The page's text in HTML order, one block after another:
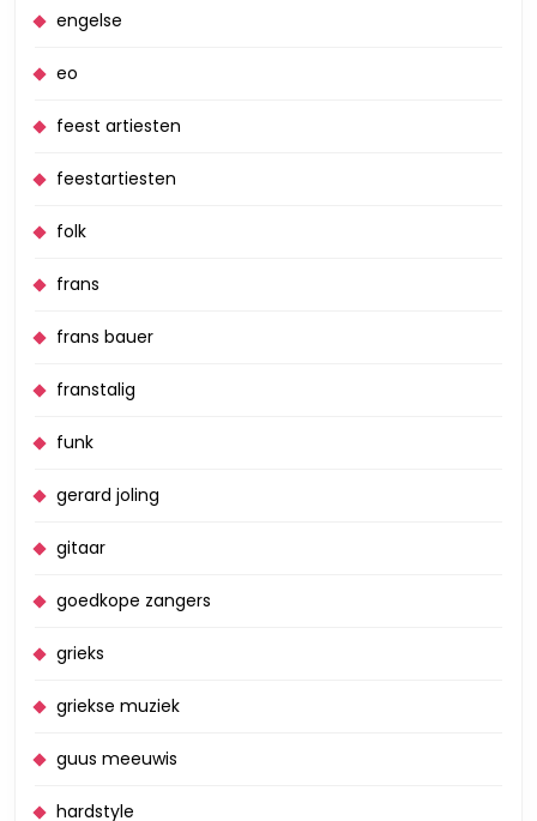
engelse
eo
feest artiesten
feestartiesten
folk
frans
frans bauer
franstalig
funk
gerard joling
gitaar
goedkope zangers
grieks
griekse muziek
guus meeuwis
hardstyle